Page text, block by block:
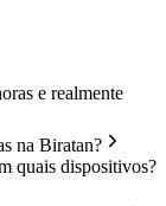
e realmente
na Biratan?
quais dispositivos?